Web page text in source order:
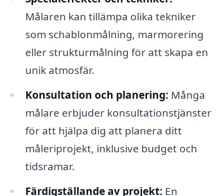
Målaren kan tillämpa olika tekniker
som schablonmålning, marmorering
eller strukturmålning för att skapa en
unik atmosfär.
Konsultation och planering: Många
målare erbjuder konsultationstjänster
för att hjälpa dig att planera ditt
måleriprojekt, inklusive budget och
tidsramar.
Färdigställande av projekt: En